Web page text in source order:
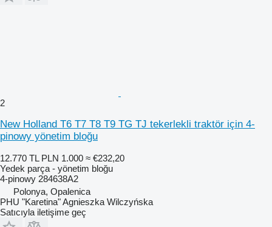
2
New Holland T6 T7 T8 T9 TG TJ tekerlekli traktör için 4-
pinowy yönetim bloğu
12.770 TL PLN 1.000 ≈ €232,20
Yedek parça - yönetim bloğu
4-pinowy 284638A2
Polonya, Opalenica
PHU "Karetina" Agnieszka Wilczyńska
Satıcıyla iletişime geç